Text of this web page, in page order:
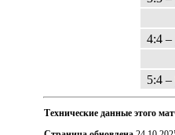
4:4 –
5:4 –
Технические данные этого